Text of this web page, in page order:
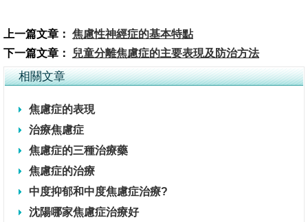
上一篇文章： 焦慮性神經症的基本特點
下一篇文章：
兒童分離焦慮症的主要表現及防治方法
相關文章
焦慮症的表現
治療焦慮症
焦慮症的三種治療藥
焦慮症的治療
中度抑郁和中度焦慮症治療?
沈陽哪家焦慮症治療好